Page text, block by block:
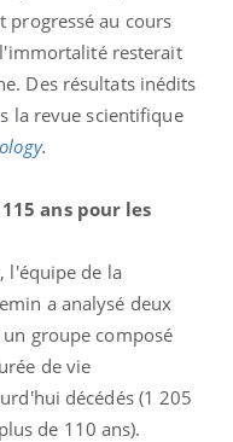
progressé au cours
l'immortalité resterait
Des résultats inédits
la revue scientifique
.
ans pour les
l'équipe de la
a analysé deux
groupe composé
de vie
décédés (1 205
de 110 ans).